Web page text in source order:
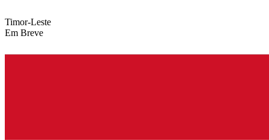
Timor-Leste
Em Breve